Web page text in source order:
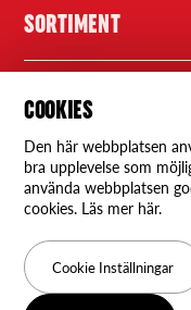
COOKIES
Den här webbplatsen
bra upplevelse som
använda webbplatsen
cookies. Läs mer här.
Cookie Inställningar
SORTIMENT
Recept
Rydbergs Professional
FRÅGOR
Kontakta oss
Våra återförsäljare
RYDBERGS
Om oss
Nyheter
FÖLJ OSS